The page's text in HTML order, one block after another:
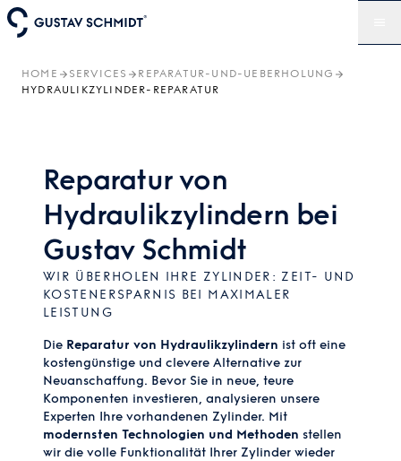
HOME SERVICES
REPARATUR-UND-UEBERHOLUNG
HYDRAULIKZYLINDER-REPARATUR
Reparatur von
Hydraulikzylindern bei
Gustav Schmidt
WIR ÜBERHOLEN IHRE ZYLINDER: ZEIT- UND
KOSTENERSPARNIS BEI MAXIMALER
LEISTUNG
Die Reparatur von Hydraulikzylindern ist oft eine
kostengünstige und clevere Alternative zur
Neuanschaffung. Bevor Sie in neue, teure
Komponenten investieren, analysieren unsere
Experten Ihre vorhandenen Zylinder. Mit
modernsten Technologien und Methoden stellen
wir die volle Funktionalität Ihrer Zylinder wieder